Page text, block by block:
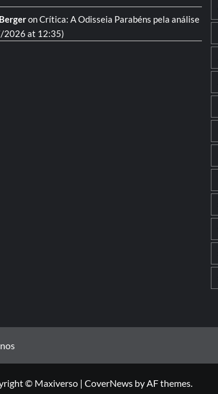
onCrítica: A Odisseia Parabéns pela análise
2026 at 12:35)
© Maxiverso | CoverNews by AF themes.